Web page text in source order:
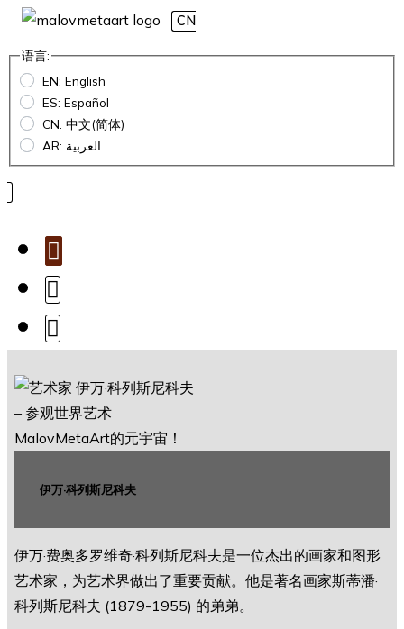
CN
语言:
EN: English
ES: Español
CN: 中文(简体)
AR: العربية
伊万·科列斯尼科夫
伊万·费奥多罗维奇·科列斯尼科夫是一位杰出的画家和图形
艺术家，为艺术界做出了重要贡献。他是著名画家斯蒂潘·
科列斯尼科夫 (1879-1955) 的弟弟。